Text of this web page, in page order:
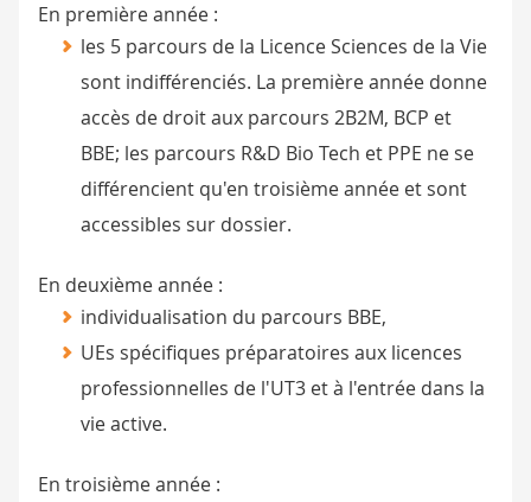
En première année :
les 5 parcours de la Licence Sciences de la Vie
sont indifférenciés. La première année donne
accès de droit aux parcours 2B2M, BCP et
BBE; les parcours R&D Bio Tech et PPE ne se
différencient qu'en troisième année et sont
accessibles sur dossier.
En deuxième année :
individualisation du parcours BBE,
UEs spécifiques préparatoires aux licences
professionnelles de l'UT3 et à l'entrée dans la
vie active.
En troisième année :